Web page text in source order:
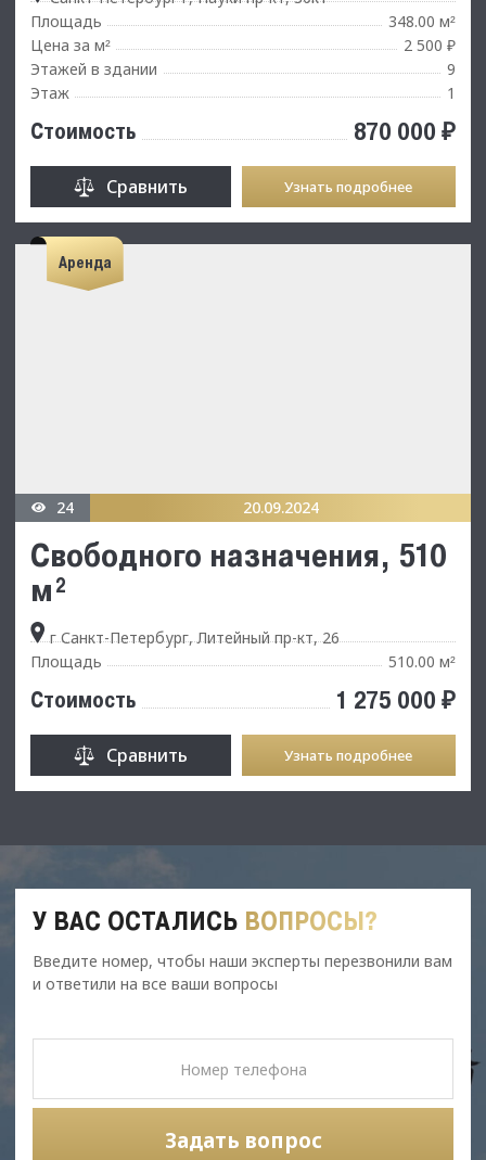
Площадь
348.00 м²
Цена за м²
2 500 ₽
Этажей в здании
9
Этаж
1
Стоимость 870 000 ₽
Сравнить Узнать подробнее
Аренда
24 20.09.2024
Свободного назначения, 510
м²
г Санкт-Петербург, Литейный пр-кт, 26
Площадь
510.00 м²
Стоимость 1 275 000 ₽
Сравнить Узнать подробнее
У ВАС ОСТАЛИСЬ ВОПРОСЫ?
Введите номер, чтобы наши эксперты перезвонили вам
и ответили на все ваши вопросы
Задать вопрос